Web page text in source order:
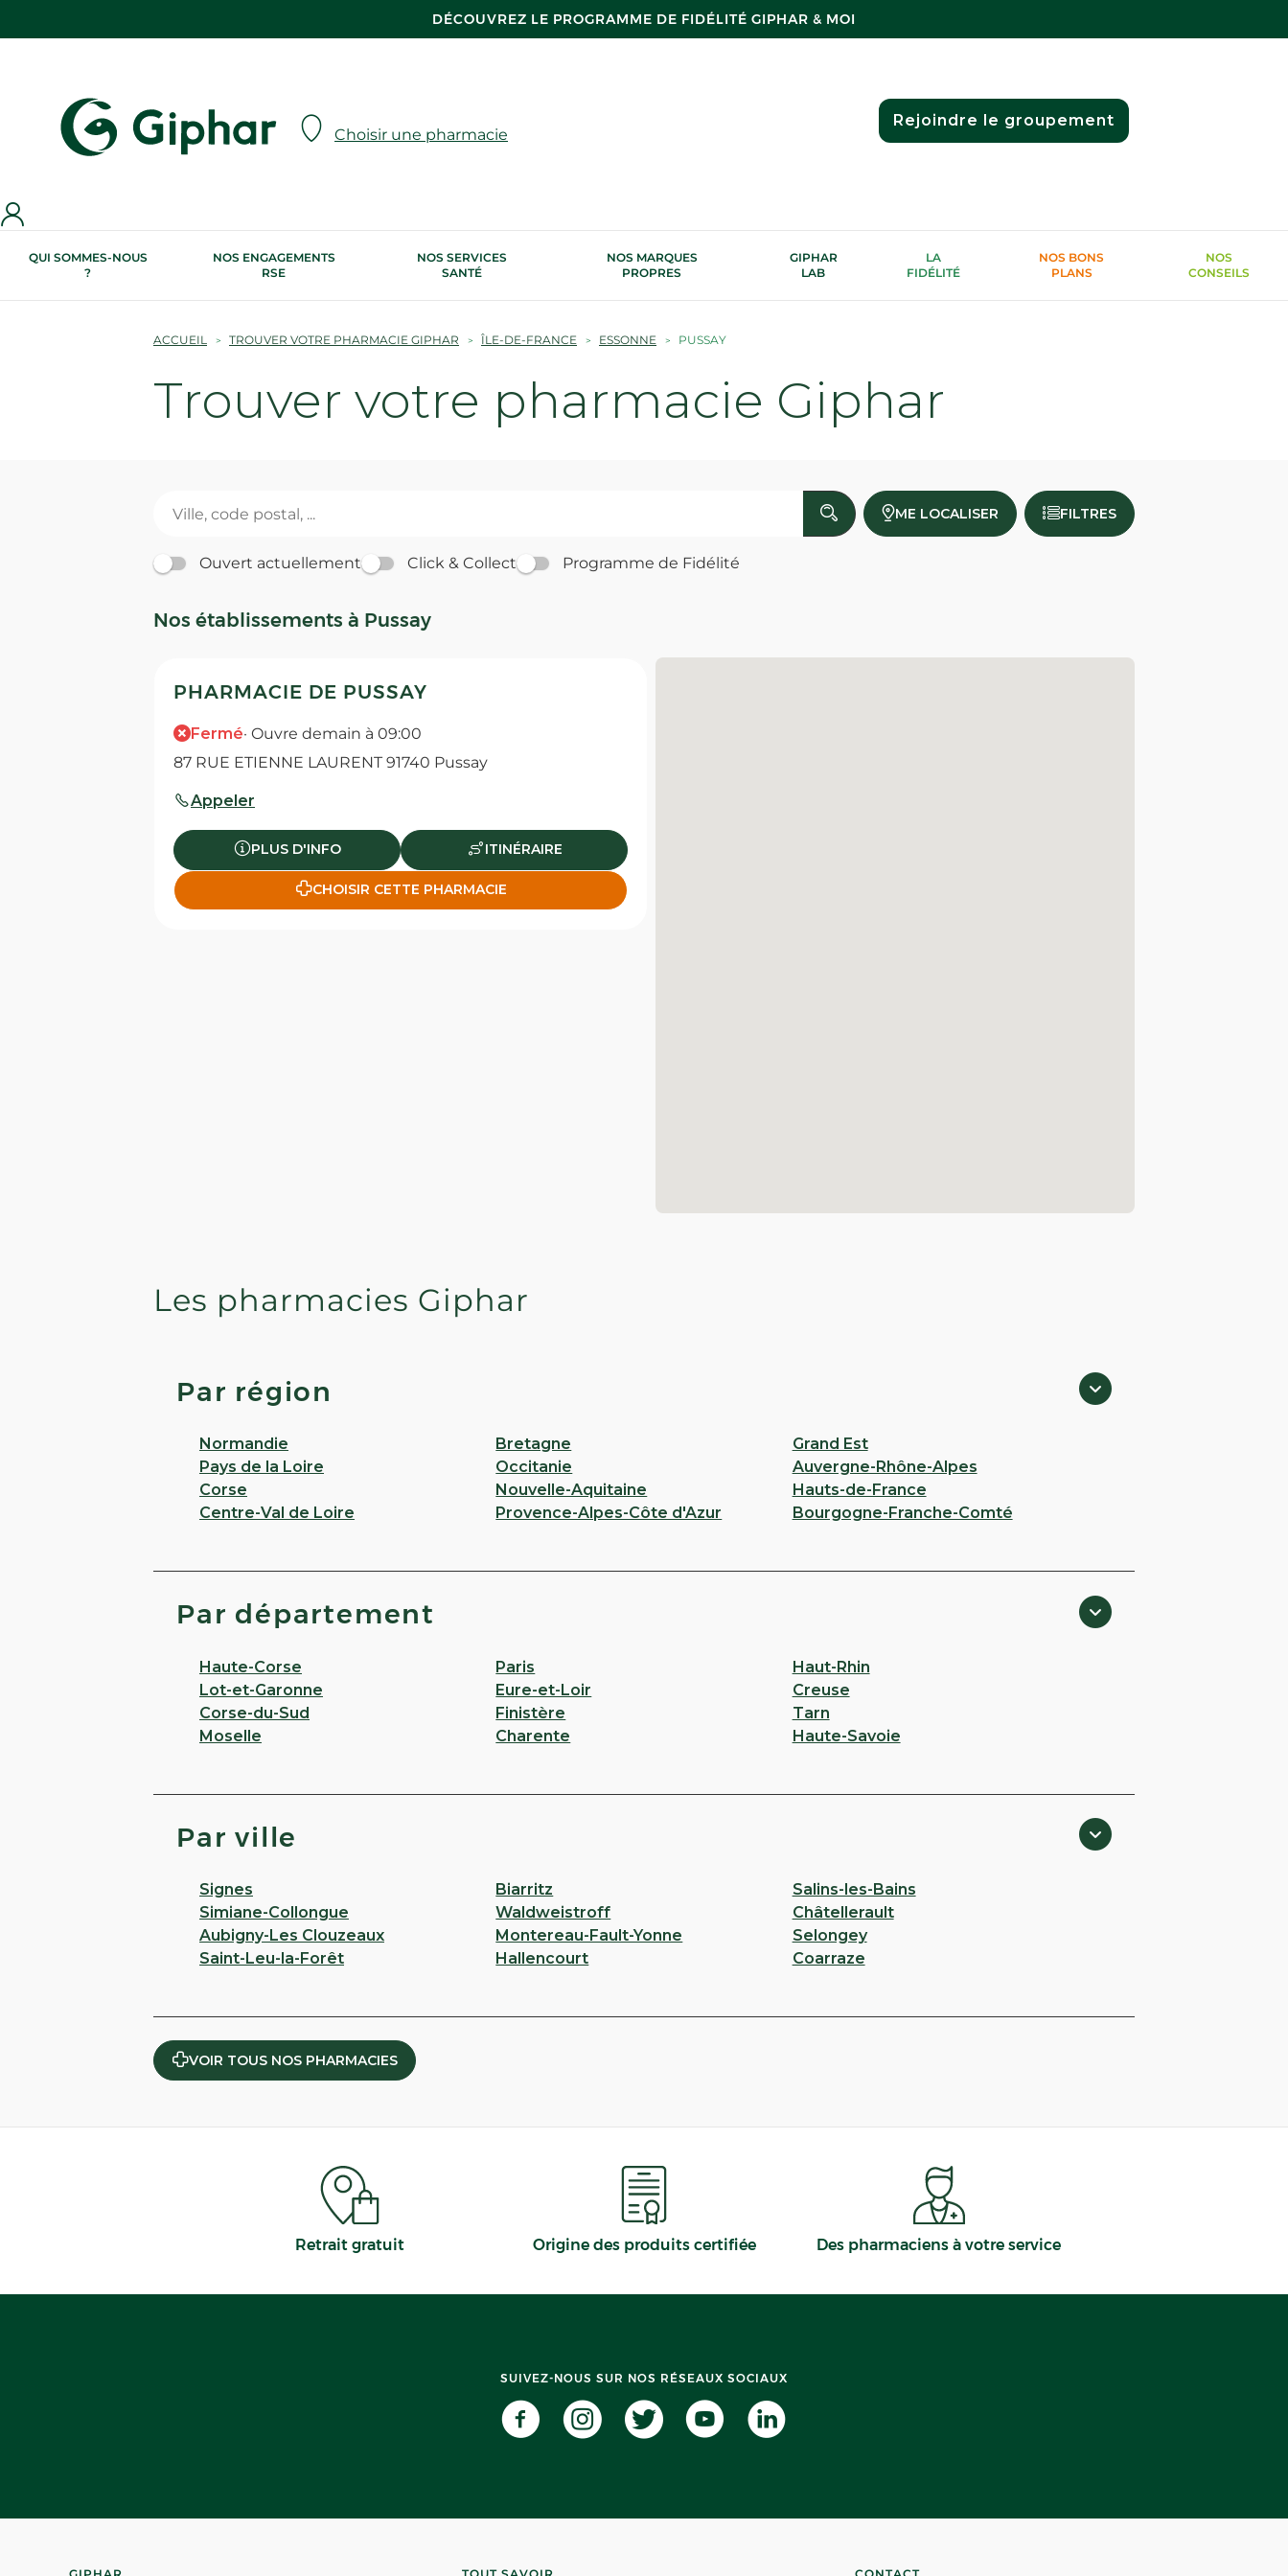
DÉCOUVREZ LE PROGRAMME DE FIDÉLITÉ GIPHAR & MOI
Choisir une pharmacie
Rejoindre le groupement
QUI SOMMES-NOUS
?
NOS ENGAGEMENTS
RSE
NOS SERVICES
SANTÉ
NOS MARQUES
PROPRES
GIPHAR
LAB
LA
FIDÉLITÉ
NOS BONS
PLANS
NOS
CONSEILS
ACCUEIL TROUVER VOTRE PHARMACIE GIPHAR ÎLE-DE-FRANCE ESSONNE PUSSAY
Trouver votre pharmacie Giphar
ME LOCALISER FILTRES
Ouvert actuellement Click & Collect Programme de Fidélité
Nos établissements à Pussay
PHARMACIE DE PUSSAY
Fermé· Ouvre demain à 09:00
87 RUE ETIENNE LAURENT 91740 Pussay
Appeler
PLUS D'INFO ITINÉRAIRE
CHOISIR CETTE PHARMACIE
Les pharmacies Giphar
Par région
Normandie Bretagne
Grand Est
Pays de la Loire
Occitanie
Auvergne-Rhône-Alpes
Corse
Nouvelle-Aquitaine
Hauts-de-France
Centre-Val de Loire
Provence-Alpes-Côte d'Azur Bourgogne-Franche-Comté
Par département
Haute-Corse Paris
Haut-Rhin
Lot-et-Garonne
Eure-et-Loir
Creuse
Corse-du-Sud
Finistère
Tarn
Moselle
Charente Haute-Savoie
Par ville
Signes Biarritz
Salins-les-Bains
Simiane-Collongue
Waldweistroff
Châtellerault
Aubigny-Les Clouzeaux
Montereau-Fault-Yonne
Selongey
Saint-Leu-la-Forêt
Hallencourt Coarraze
VOIR TOUS NOS PHARMACIES
Retrait gratuit Origine des produits certifiée Des pharmaciens à votre service
SUIVEZ-NOUS SUR NOS RÉSEAUX SOCIAUX